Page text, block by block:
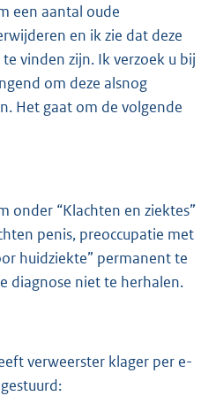
een aantal oude
en ik zie dat deze
vinden zijn. Ik verzoek u bij
om deze alsnog
Het gaat om de volgende
onder “Klachten en ziektes”
penis, preoccupatie met
huidziekte” permanent te
diagnose niet te herhalen.
verweerster klager per e-